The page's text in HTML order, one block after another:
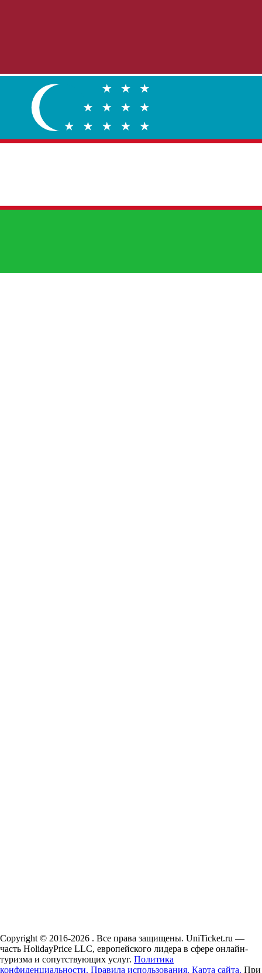
Copyright © 2016-2026 . Все права защищены. UniTicket.ru —
часть HolidayPrice LLC, европейского лидера в сфере онлайн-
туризма и сопутствующих услуг. Политика
конфиденциальности. Правила использования. Карта сайта. При